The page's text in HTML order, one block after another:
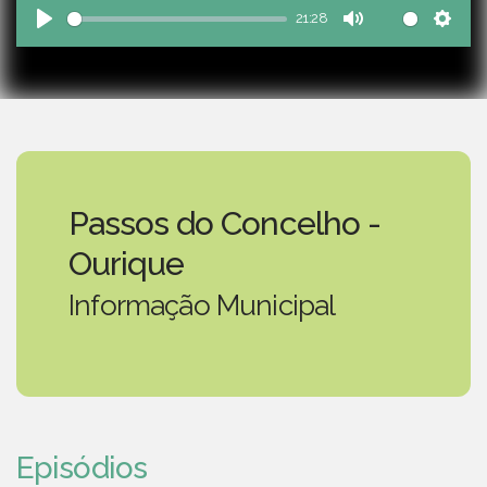
Play
21:28
Mute
Passos do Concelho -
Ourique
Informação Municipal
Episódios